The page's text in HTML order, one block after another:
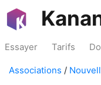
Essayer Tarifs
Associations /